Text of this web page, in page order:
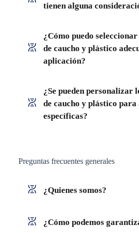
tienen alguna
¿Cómo puedo
de caucho y plástico
aplicación?
¿Se pueden personalizar
de caucho y plástico para
específicas?
Preguntas frecuentes generales
¿Quienes somos?
¿Cómo podemos